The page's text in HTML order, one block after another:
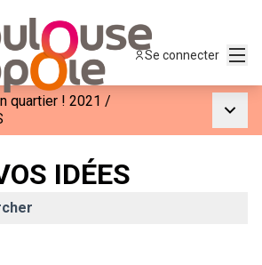
Se connecter
quartier ! 2021 /
IDÉES